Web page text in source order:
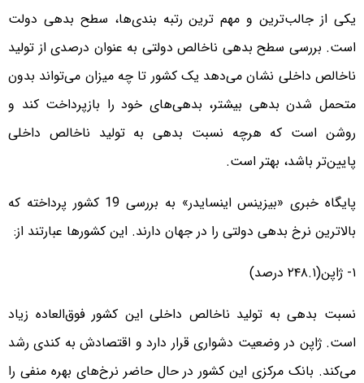
یکی از جالب‌ترین و مهم ترین رتبه‌ بندی‌ها، سطح بدهی دولت
است. بررسی سطح بدهی ناخالص دولتی به عنوان درصدی از تولید
ناخالص داخلی نشان می‌دهد یک کشور تا چه میزان می‌تواند بدون
متحمل شدن بدهی بیشتر، بدهی‌های خود را بازپرداخت کند و
روشن است که هرچه نسبت بدهی به تولید ناخالص داخلی
پایین‌تر باشد، بهتر است.
پایگاه خبری «بیزینس اینسایدر» به بررسی 19 کشور پرداخته که
بالاترین نرخ بدهی دولتی را در جهان دارند. این کشورها عبارتند از:
۱- ژاپن(۲۴۸.۱ درصد)
نسبت بدهی به تولید ناخالص داخلی این کشور فوق‌العاده زیاد
است. ژاپن در وضعیت دشواری قرار دارد و اقتصادش به کندی رشد
می‌کند. بانک مرکزی این کشور در حال حاضر نرخ‌های بهره منفی را